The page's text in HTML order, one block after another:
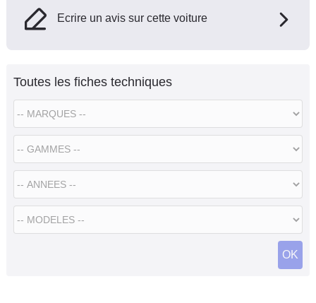
Ecrire un avis sur cette voiture
Toutes les fiches techniques